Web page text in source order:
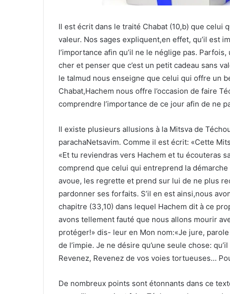
Il est écrit dans le traité Chabat (10,b) que celui
valeur. Nos sages expliquent,en effet, qu’il est
l’importance afin qu’il ne le néglige pas.
cher et penser que c’est un petit cadeau sans
le talmud nous enseigne que celui qui offre un
Chabat,Hachem nous offre l’occasion de faire
comprendre l’importance de ce jour afin de ne
Il existe plusieurs allusions à la Mitsva de
parachaNetsavim. Comme il est écrit: «Cette
«Et tu reviendras vers Hachem et tu écouteras
comprend que celui qui entreprend la
avoue, les regrette et prend sur lui de ne plus
pardonner ses forfaits. S’il en est ainsi,nous
chapitre (33,10) dans lequel Hachem dit à ce
avons tellement fauté que nous allons mourir
protéger!» dis- leur en Mon nom:«Je jure,
de l’impie. Je ne désire qu’une seule chose:
Revenez, Revenez de vos voies tortueuses…
De nombreux points sont étonnants dans ce